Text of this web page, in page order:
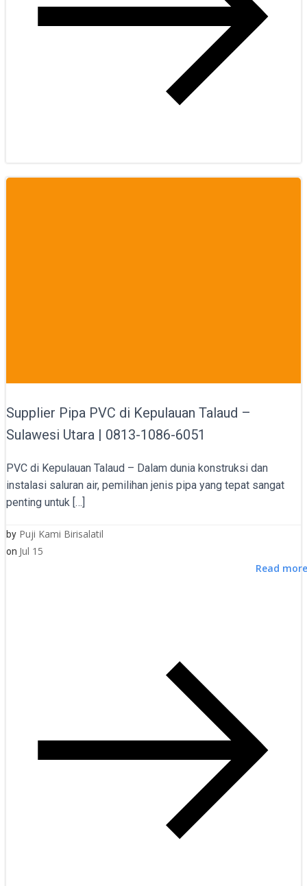
Supplier Pipa PVC di Kepulauan Talaud –
Sulawesi Utara | 0813-1086-6051
PVC di Kepulauan Talaud – Dalam dunia konstruksi dan
instalasi saluran air, pemilihan jenis pipa yang tepat sangat
penting untuk […]
by Puji Kami Birisalatil
on Jul 15
Read more